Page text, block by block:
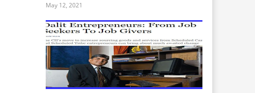
May 12, 2021